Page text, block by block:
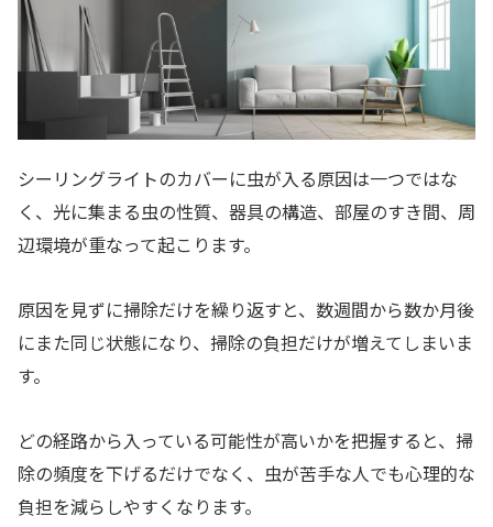
シーリングライトのカバーに虫が入る原因は一つではな
く、光に集まる虫の性質、器具の構造、部屋のすき間、周
辺環境が重なって起こります。
原因を見ずに掃除だけを繰り返すと、数週間から数か月後
にまた同じ状態になり、掃除の負担だけが増えてしまいま
す。
どの経路から入っている可能性が高いかを把握すると、掃
除の頻度を下げるだけでなく、虫が苦手な人でも心理的な
負担を減らしやすくなります。